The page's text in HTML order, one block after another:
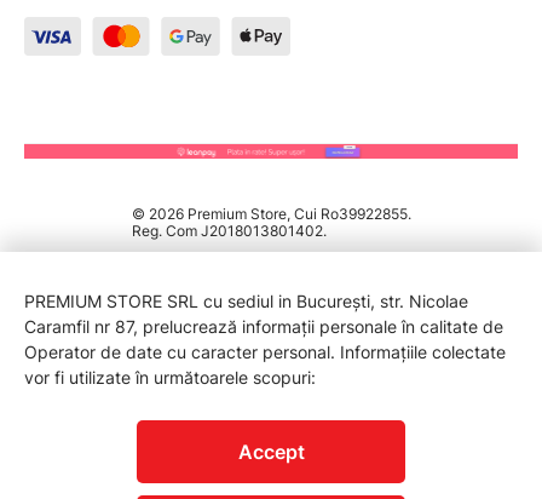
© 2026 Premium Store, Cui Ro39922855.
Reg. Com J2018013801402.
PREMIUM STORE SRL cu sediul in București, str. Nicolae
Caramfil nr 87, prelucrează informații personale în calitate de
Operator de date cu caracter personal. Informațiile colectate
vor fi utilizate în următoarele scopuri:
Accept